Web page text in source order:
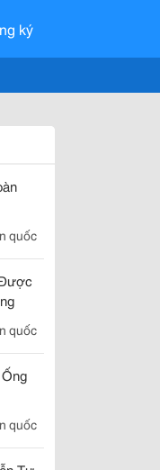
ký
quốc
quốc
quốc